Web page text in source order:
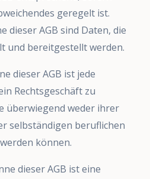
geregelt ist.
dieser AGB sind Daten, die
und bereitgestellt werden.
dieser AGB ist jede
Rechtsgeschäft zu
überwiegend weder ihrer
selbständigen beruflichen
können.
dieser AGB ist eine